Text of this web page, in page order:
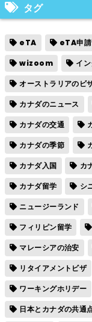
タグ
eTA eTA申請
wizoom
イ
オーストラリアのビ
カナダのニュース
カナダの交通
カナダの季節
カナダ入国
カ
カナダ留学
シ
ニュージーランド
フィリピン留学
マレーシアの治安
リタイアメントビザ
ワーキングホリデー
日本とカナダの共通